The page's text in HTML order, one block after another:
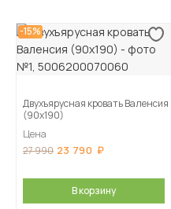
-15%
Двухъярусная кровать Валенсия
(90х190)
Цена
27 990 23 790
В корзину